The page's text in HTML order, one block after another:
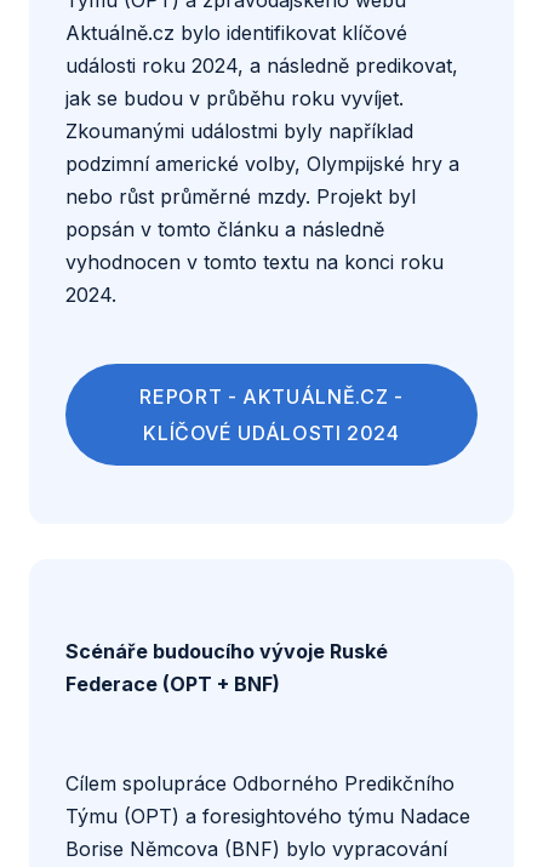
Aktuálně.cz bylo identifikovat klíčové
události roku 2024, a následně predikovat,
jak se budou v průběhu roku vyvíjet.
Zkoumanými událostmi byly například
podzimní americké volby, Olympijské hry a
nebo růst průměrné mzdy. Projekt byl
popsán v tomto článku a následně
vyhodnocen v tomto textu na konci roku
2024.
REPORT - AKTUÁLNĚ.CZ -
KLÍČOVÉ UDÁLOSTI 2024
Scénáře budoucího vývoje Ruské
Federace (OPT + BNF)
Cílem spolupráce Odborného Predikčního
Týmu (OPT) a foresightového týmu Nadace
Borise Němcova (BNF) bylo vypracování